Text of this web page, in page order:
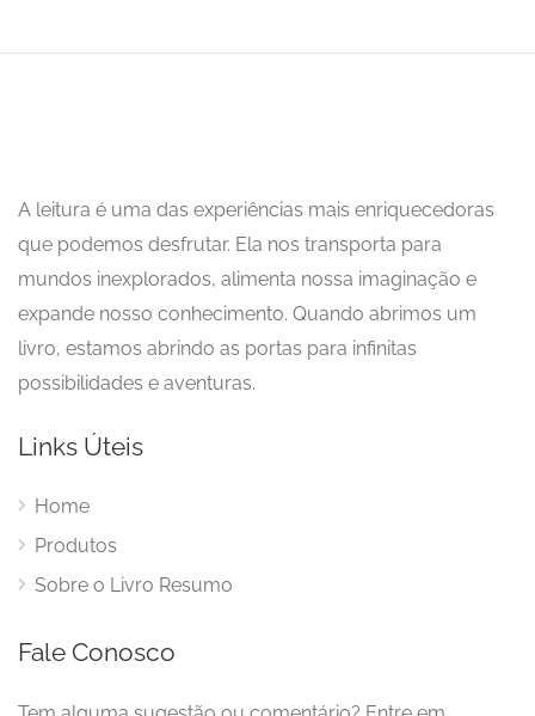
A leitura é uma das experiências mais enriquecedoras
que podemos desfrutar. Ela nos transporta para
mundos inexplorados, alimenta nossa imaginação e
expande nosso conhecimento. Quando abrimos um
livro, estamos abrindo as portas para infinitas
possibilidades e aventuras.
Links Úteis
Home
Produtos
Sobre o Livro Resumo
Fale Conosco